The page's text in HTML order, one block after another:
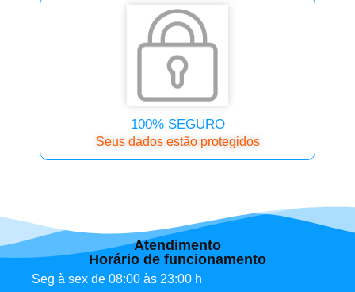
100% SEGURO
Seus dados estão protegidos
Atendimento
Horário de funcionamento
Seg à sex de 08:00 às 23:00 h